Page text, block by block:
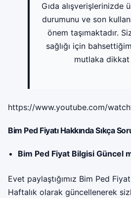
Gıda alışverişlerinizde
durumunu ve son
önem taşımaktadır.
sağlığı için
mutlaka dikkat
https://www.youtube.com/
Bim Ped Fiyatı Hakkında Sıkça
Bim Ped Fiyat Bilgisi Güncel
Evet paylaştığımız Bim Ped
Haftalık olarak güncellenerek